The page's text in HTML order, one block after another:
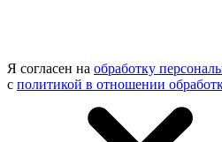
Я согласен на обработку
с политикой в отношении